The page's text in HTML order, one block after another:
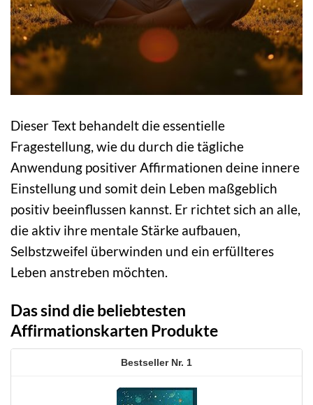
Dieser Text behandelt die essentielle
Fragestellung, wie du durch die tägliche
Anwendung positiver Affirmationen deine innere
Einstellung und somit dein Leben maßgeblich
positiv beeinflussen kannst. Er richtet sich an alle,
die aktiv ihre mentale Stärke aufbauen,
Selbstzweifel überwinden und ein erfüllteres
Leben anstreben möchten.
Das sind die beliebtesten
Affirmationskarten Produkte
1